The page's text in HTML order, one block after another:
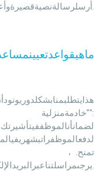
أرسلرسالةنصيةقصيرةوأعدالاتصالفيغضونساعة.
"خادمةمنزلية":
يرجىمراسلتناعبرالبريدالإلكترونيلمزيدمنالمعلومات ، ويرجىاحترامالقانون.